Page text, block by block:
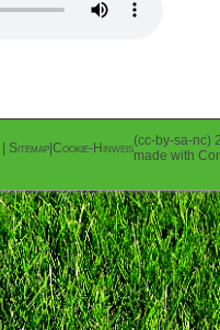
Sitemap Cookie-Hinweis(cc-by-sa-nc)
made with